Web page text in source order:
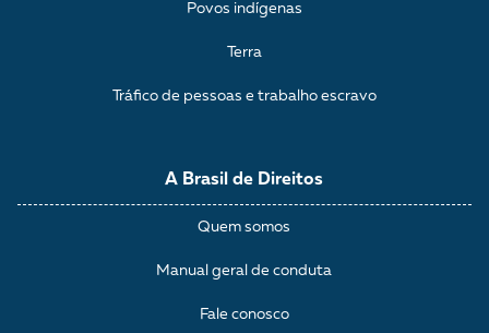
A Brasil de Direitos
Quem somos
Manual geral de conduta
Fale conosco
Povos indígenas
Terra
Tráfico de pessoas e trabalho escravo